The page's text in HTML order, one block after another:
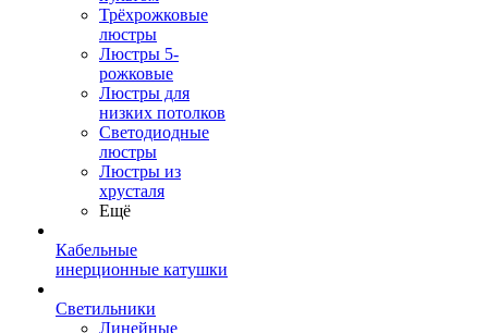
Трёхрожковые
люстры
Люстры 5-
рожковые
Люстры для
низких потолков
Cветодиодные
люстры
Люстры из
хрусталя
Ещё
Кабельные
инерционные катушки
Светильники
Линейные